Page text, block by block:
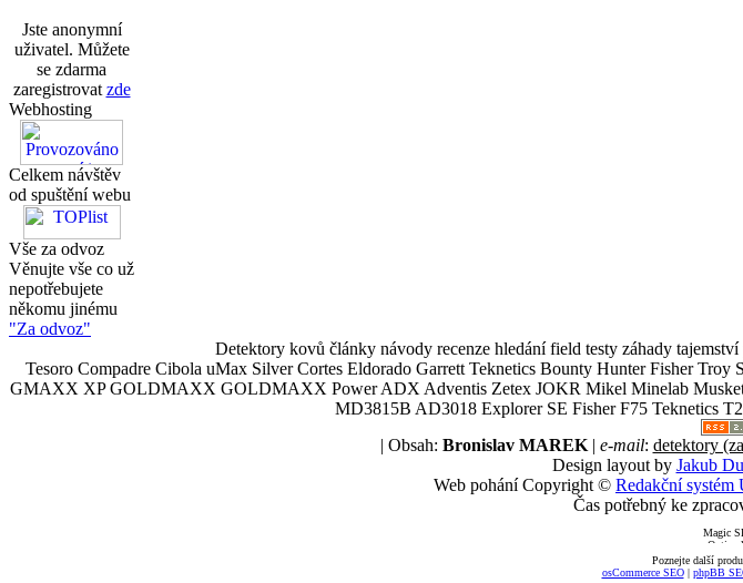
Jste anonymní
uživatel. Můžete
se zdarma
zaregistrovat zde
Webhosting
Celkem návštěv
od spuštění webu
Vše za odvoz
Věnujte vše co už
nepotřebujete
někomu jinému
"Za odvoz"
Detektory kovů články návody recenze hledání field testy záhady
Tesoro Compadre Cibola uMax Silver Cortes Eldorado Garrett Teknetics Bounty Hunter Fisher
GMAXX XP GOLDMAXX GOLDMAXX Power ADX Adventis Zetex JOKR Mikel Minelab
MD3815B AD3018 Explorer SE Fisher F75 Teknetics
| Obsah: Bronislav MAREK| e-mail: detektory
Design layout by Jakub
Web pohání Copyright © Redakční
Čas potřebný ke
Poznejte další
osCommerce SEO| phpBB